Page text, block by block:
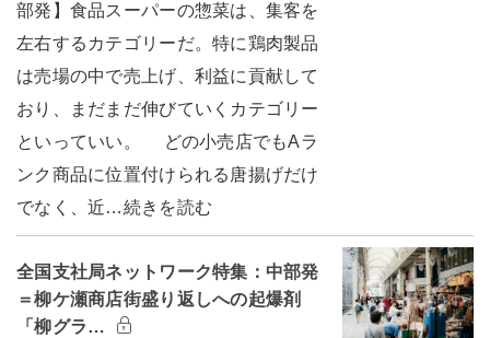
部発】食品スーパーの惣菜は、集客を
左右するカテゴリーだ。特に鶏肉製品
は売場の中で売上げ、利益に貢献して
おり、まだまだ伸びていくカテゴリー
といっていい。 どの小売店でもAラ
ンク商品に位置付けられる唐揚げだけ
でなく、近…続きを読む
全国支社局ネットワーク特集：中部発
＝柳ケ瀬商店街盛り返しへの起爆剤
「柳グラ…